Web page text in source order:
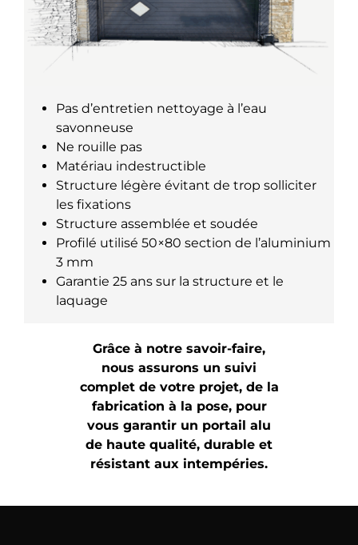
Pas d’entretien nettoyage à l’eau
savonneuse
Ne rouille pas
Matériau indestructible
Structure légère évitant de trop solliciter
les fixations
Structure assemblée et soudée
Profilé utilisé 50×80 section de l’aluminium
3 mm
Garantie 25 ans sur la structure et le
laquage
Grâce à notre savoir-faire,
nous assurons un suivi
complet de votre projet, de la
fabrication à la pose, pour
vous garantir un portail alu
de haute qualité, durable et
résistant aux intempéries.